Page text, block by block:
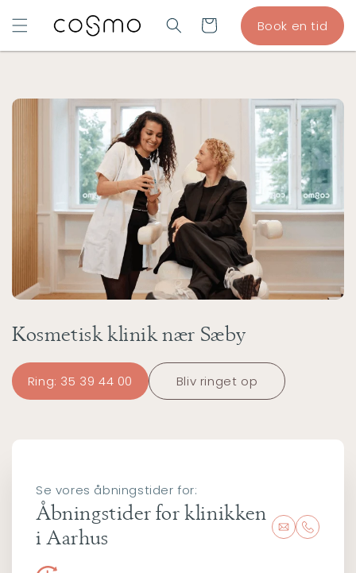
INDHOLD
Indkøbskurv Book en tid
Kosmetisk klinik nær Sæby
Ring: 35 39 44 00 Bliv ringet op
Se vores åbningstider for:
Åbningstider for klinikken
i Aarhus